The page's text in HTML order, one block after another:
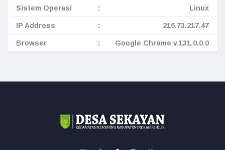
Sistem Operasi : Linux
IP Address : 216.73.217.47
Browser : Google Chrome v.131.0.0.0